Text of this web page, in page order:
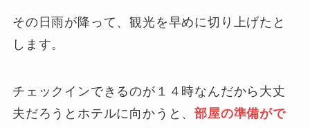
その日雨が降って、観光を早めに切り上げたと
します。
チェックインできるのが１４時なんだから大丈
夫だろうとホテルに向かうと、部屋の準備がで